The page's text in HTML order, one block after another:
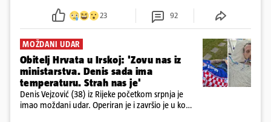
23 92
MOŽDANI UDAR
Obitelj Hrvata u Irskoj: 'Zovu nas iz
ministarstva. Denis sada ima
temperaturu. Strah nas je'
Denis Vejzović (38) iz Rijeke početkom srpnja je
imao moždani udar. Operiran je i završio je u komi.